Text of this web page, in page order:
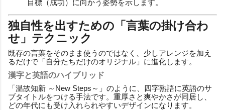
目標（成功）に向かう姿勢を示します。
独自性を出すための「言葉の掛け合わ
せ」テクニック
既存の言葉をそのまま使うのではなく、少しアレンジを加え
るだけで「自分たちだけのオリジナル」に進化します。
漢字と英語のハイブリッド
「温故知新 ～New Steps～」のように、四字熟語に英語のサ
ブタイトルをつける手法です。重厚さと爽やかさが同居し、
どの年代にも受け入れられやすいデザインになります。